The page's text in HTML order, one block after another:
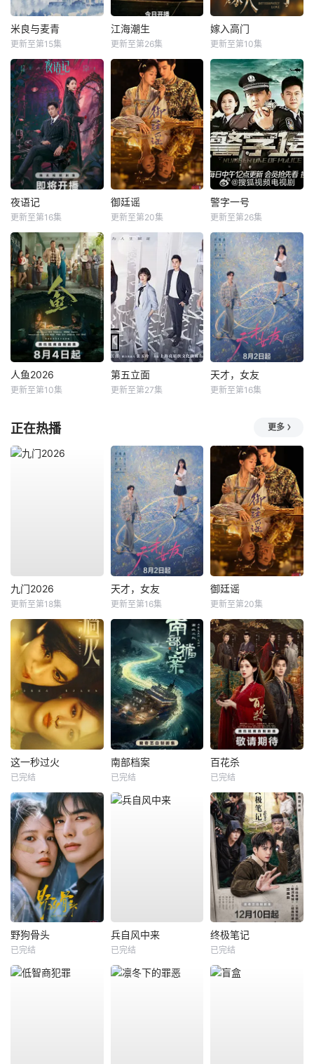
米良与麦青
更新至第15集
江海潮生
更新至第26集
嫁入高门
更新至第10集
夜语记
更新至第16集
御廷谣
更新至第20集
警字一号
更新至第26集
人鱼2026
更新至第10集
第五立面
更新至第27集
天才，女友
更新至第16集
正在热播 更多
九门2026
更新至第18集
天才，女友
更新至第16集
御廷谣
更新至第20集
这一秒过火
已完结
南部档案
已完结
百花杀
已完结
野狗骨头
已完结
兵自风中来
已完结
终极笔记
已完结